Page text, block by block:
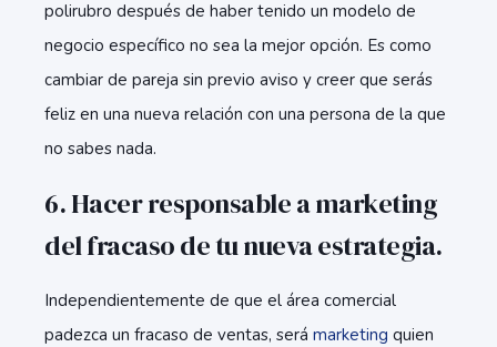
polirubro después de haber tenido un modelo de
negocio específico no sea la mejor opción. Es como
cambiar de pareja sin previo aviso y creer que serás
feliz en una nueva relación con una persona de la que
no sabes nada.
6. Hacer responsable a marketing
del fracaso de tu nueva estrategia.
Independientemente de que el área comercial
padezca un fracaso de ventas, será marketing quien